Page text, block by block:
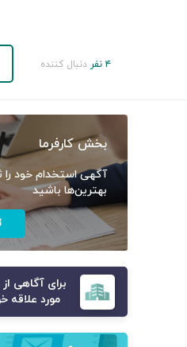
۴ نفر دنبال کننده
بخش کارفرما
آگهی استخدام خود را
بهترین‌ها باشید
برای آگاهی
مورد علاقه